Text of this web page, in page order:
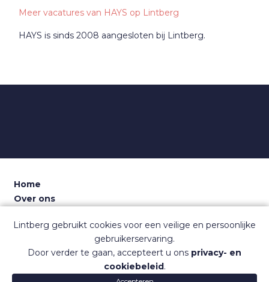
Meer vacatures van HAYS op Lintberg
HAYS is sinds 2008 aangesloten bij Lintberg.
Home
Over ons
Dashboard
Sitemap
Veelgestelde vragen
Lintberg gebruikt cookies voor een veilige en persoonlijke
gebruikerservaring.
Door verder te gaan, accepteert u ons privacy- en
cookiebeleid .